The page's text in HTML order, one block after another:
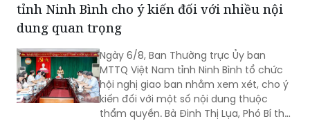
tỉnh Ninh Bình cho ý kiến đối với nhiều nội
dung quan trọng
Ngày 6/8, Ban Thường trực Ủy ban
MTTQ Việt Nam tỉnh Ninh Bình tổ chức
hội nghị giao ban nhằm xem xét, cho ý
kiến đối với một số nội dung thuộc
thẩm quyền. Bà Đinh Thị Lụa, Phó Bí thư